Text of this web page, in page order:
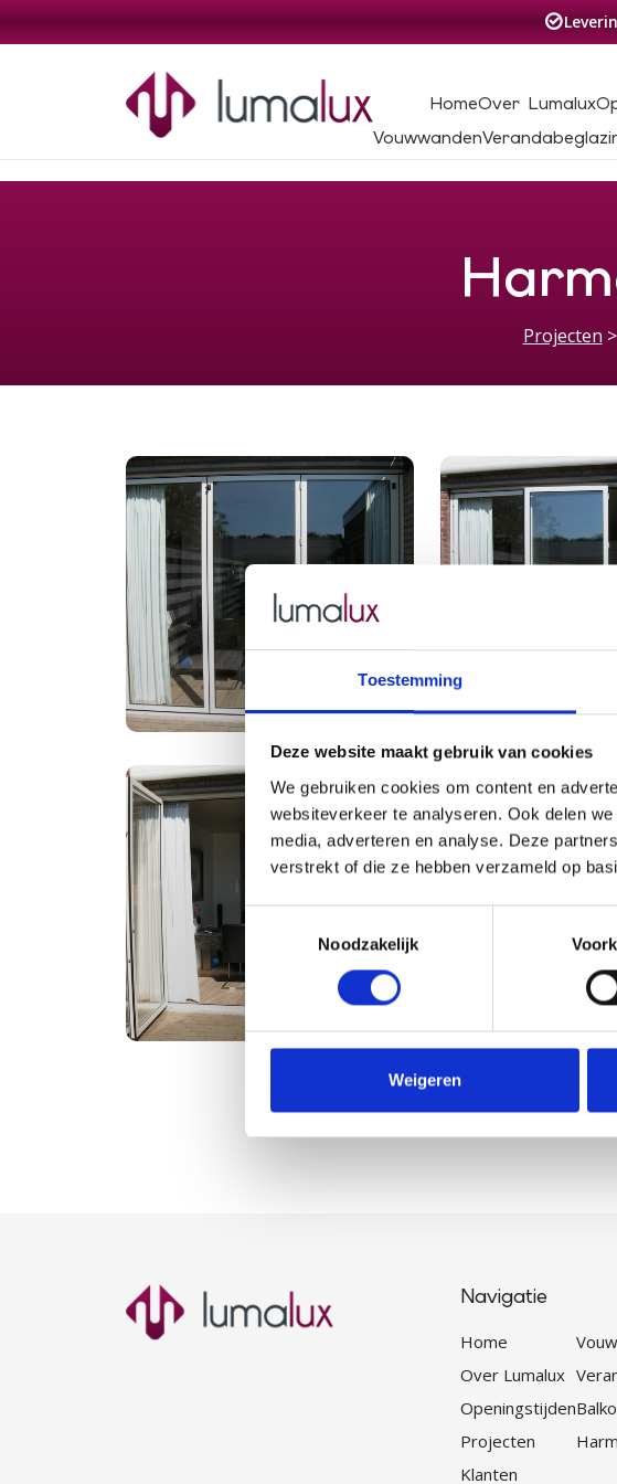
Toestemming
Deze website maakt gebruik van cookies
We gebruiken cookies om content en
websiteverkeer te analyseren. Ook delen
media, adverteren en analyse. Deze
verstrekt of die ze hebben verzameld op
Noodzakelijk
Weigeren
HomeOver Lumalux
Vouwwanden
Projecten >
Navigatie
Home
Over Lumalux
Openingstijden
Projecten
Klanten